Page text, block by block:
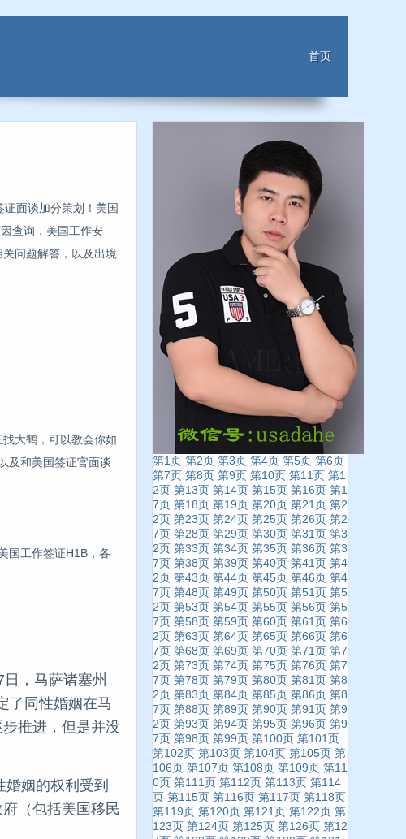
首页
面谈加分策划！美国
查询，美国工作安
问题解答，以及出境
大鹤，可以教会你如
及和美国签证官面谈
国工作签证H1B，各
，马萨诸塞州
了同性婚姻在马
推进，但是并没
姻的权利受到
（包括美国移民
第1页 第2页 第3页 第4页 第5页 第6页
第7页 第8页 第9页 第10页 第11页 第1
2页 第13页 第14页 第15页 第16页 第1
7页 第18页 第19页 第20页 第21页 第2
2页 第23页 第24页 第25页 第26页 第2
7页 第28页 第29页 第30页 第31页 第3
2页 第33页 第34页 第35页 第36页 第3
7页 第38页 第39页 第40页 第41页 第4
2页 第43页 第44页 第45页 第46页 第4
7页 第48页 第49页 第50页 第51页 第5
2页 第53页 第54页 第55页 第56页 第5
7页 第58页 第59页 第60页 第61页 第6
2页 第63页 第64页 第65页 第66页 第6
7页 第68页 第69页 第70页 第71页 第7
2页 第73页 第74页 第75页 第76页 第7
7页 第78页 第79页 第80页 第81页 第8
2页 第83页 第84页 第85页 第86页 第8
7页 第88页 第89页 第90页 第91页 第9
2页 第93页 第94页 第95页 第96页 第9
7页 第98页 第99页 第100页 第101页
第102页 第103页 第104页 第105页 第
106页 第107页 第108页 第109页 第11
0页 第111页 第112页 第113页 第114
页 第115页 第116页 第117页 第118页
第119页 第120页 第121页 第122页 第
123页 第124页 第125页 第126页 第12